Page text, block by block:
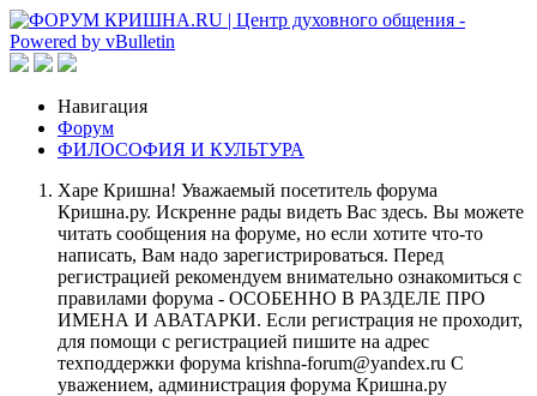
Навигация
Форум
ФИЛОСОФИЯ И КУЛЬТУРА
Харе Кришна! Уважаемый посетитель форума
Кришна.ру. Искренне рады видеть Вас здесь. Вы можете
читать сообщения на форуме, но если хотите что-то
написать, Вам надо зарегистрироваться. Перед
регистрацией рекомендуем внимательно ознакомиться с
правилами форума - ОСОБЕННО В РАЗДЕЛЕ ПРО
ИМЕНА И АВАТАРКИ. Если регистрация не проходит,
для помощи с регистрацией пишите на адрес
техподдержки форума krishna-forum@yandex.ru С
уважением, администрация форума Кришна.ру